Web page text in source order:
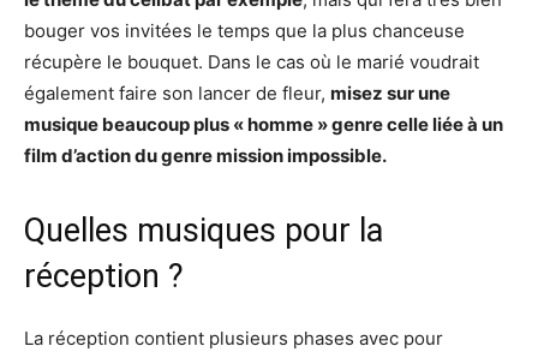
bouger vos invitées le temps que la plus chanceuse
récupère le bouquet. Dans le cas où le marié voudrait
également faire son lancer de fleur, misez sur une
musique beaucoup plus « homme » genre celle liée à un
film d’action du genre mission impossible.
Quelles musiques pour la
réception ?
La réception contient plusieurs phases avec pour